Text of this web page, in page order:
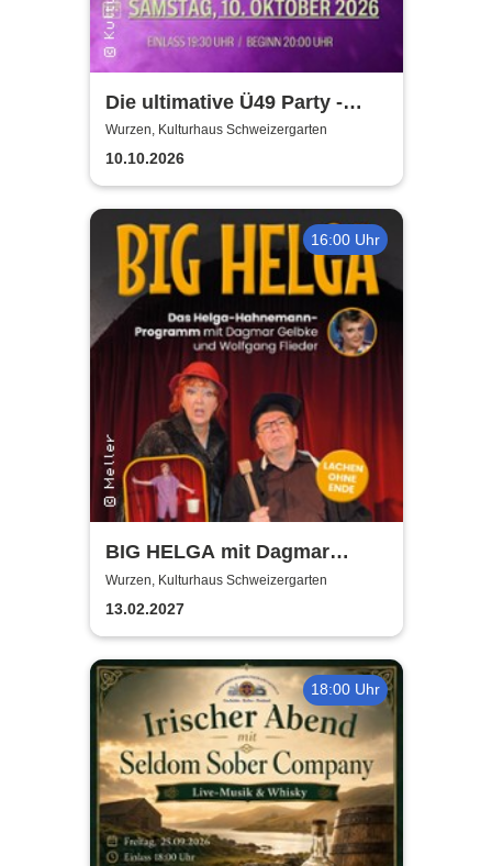
Die ultimative Ü49 Party -
Kulturhaus Schweizergarten
Wurzen, Kulturhaus Schweizergarten
10.10.2026
16:00 Uhr
BIG HELGA mit Dagmar
Gelbke & Wolfgang Fliedler
Wurzen, Kulturhaus Schweizergarten
13.02.2027
18:00 Uhr